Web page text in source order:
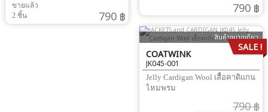
ขายแล้ว
2 ชิ้น
790 ฿
790 ฿
สินค้าขนาดเดียว
COATWINK
JK045-001
Jelly Cardigan Wool เสื้อคาดิแกน
ไหมพรม
790 ฿
SALE !